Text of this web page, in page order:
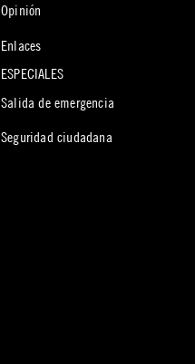
Opinión
Enlaces
ESPECIALES
Salida de emergencia
Seguridad ciudadana